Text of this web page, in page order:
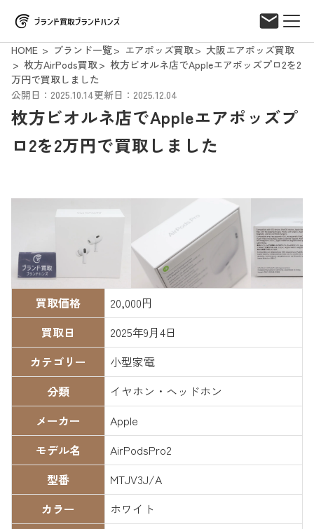
HOME ブランド一覧 エアポッズ買取
大阪エアポッズ買取
枚方AirPods買取
枚方ビオルネ店でAppleエアポッズプロ2を2
万円で買取しました
公開日：2025.10.14更新日：2025.12.04
枚方ビオルネ店でAppleエアポッズプ
ロ2を2万円で買取しました
買取価格
20,000円
買取日
2025年9月4日
カテゴリー
小型家電
分類
イヤホン・ヘッドホン
メーカー
Apple
モデル名
AirPodsPro2
型番
MTJV3J/A
カラー
ホワイト